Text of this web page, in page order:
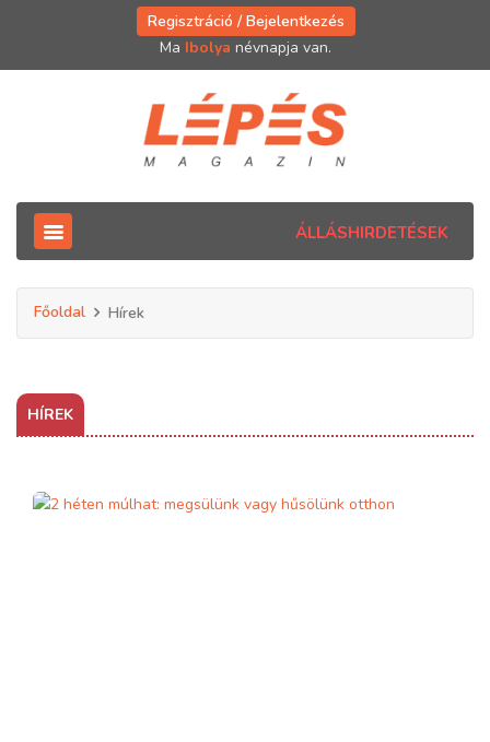
Regisztráció / Bejelentkezés
Ma Ibolya névnapja van.
ÁLLÁSHIRDETÉSEK
Főoldal Hírek
HÍREK